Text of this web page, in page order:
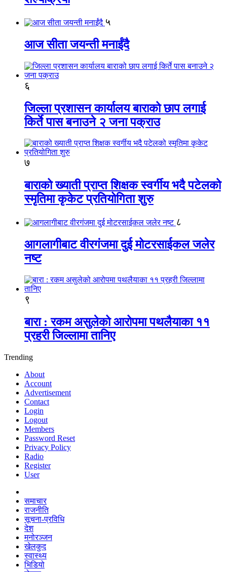
५
आज सीता जयन्ती मनाईंदै
६
जिल्ला प्रशासन कार्यालय बाराको छाप लगाई
किर्ते पास बनाउने २ जना पक्राउ
७
बाराको ख्याती प्राप्त शिक्षक स्वर्गीय भदै पटेलको
स्मृतिमा कृकेट प्रतियोगिता शुरु
८
आगलागीबाट वीरगंजमा दुई मोटरसाईकल जलेर
नष्ट
९
बारा : रकम असुलेको आरोपमा पथलैयाका ११
प्रहरी जिल्लामा तानिए
Trending
About
Account
Advertisement
Contact
Login
Logout
Members
Password Reset
Privacy Policy
Radio
Register
User
समाचार
राजनीति
सूचना-प्रविधि
देश
मनोरञ्जन
खेलकुद
स्वास्थ्य
भिडियो